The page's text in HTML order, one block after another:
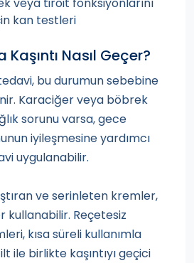
veya tiroit fonksiyonlarını
kan testleri
Nasıl Geçer?
bu durumun sebebine
Karaciğer veya böbrek
sorunu varsa, gece
iyileşmesine yardımcı
uygulanabilir.
ve serinleten kremler,
kullanabilir. Reçetesiz
kısa süreli kullanımla
ile birlikte kaşıntıyı geçici